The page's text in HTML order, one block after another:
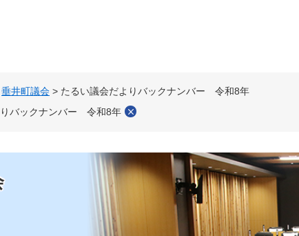
垂井町議会 > たるい議会だよりバックナンバー 令和8年
バックナンバー 令和8年